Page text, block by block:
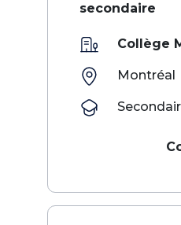
secondaire
Collège
Montréal